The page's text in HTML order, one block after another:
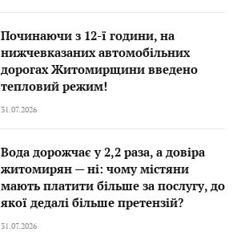
Починаючи з 12-ї години, на
нижчевказаних автомобільних
дорогах Житомирщини введено
тепловий режим!
31.07.2026
Вода дорожчає у 2,2 раза, а довіра
житомирян — ні: чому містяни
мають платити більше за послугу, до
якої дедалі більше претензій?
31.07.2026